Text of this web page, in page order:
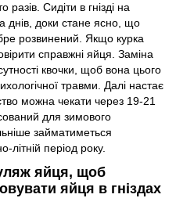
разів. Сидіти в гнізді на
днів, доки стане ясно, що
розвинений. Якщо курка
справжні яйця. Заміна
квочки, щоб вона цього
травми. Далі настає
можна чекати через 19-21
для зимового
займатиметься
літній період року.
яйця, щоб
ати яйця в гніздах